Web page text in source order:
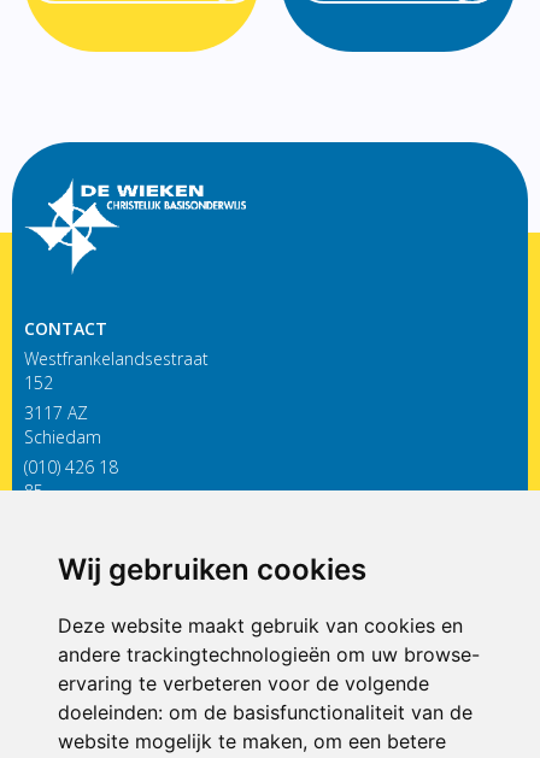
Wij gebruiken cookies
Deze website maakt gebruik van cookies en
andere trackingtechnologieën om uw browse-
ervaring te verbeteren voor de volgende
doeleinden: om de basisfunctionaliteit van de
website mogelijk te maken, om een betere
CONTACT
Westfrankelandsestraat
152
3117 AZ
Schiedam
(010) 426 18
85
ONDERDEEL VAN